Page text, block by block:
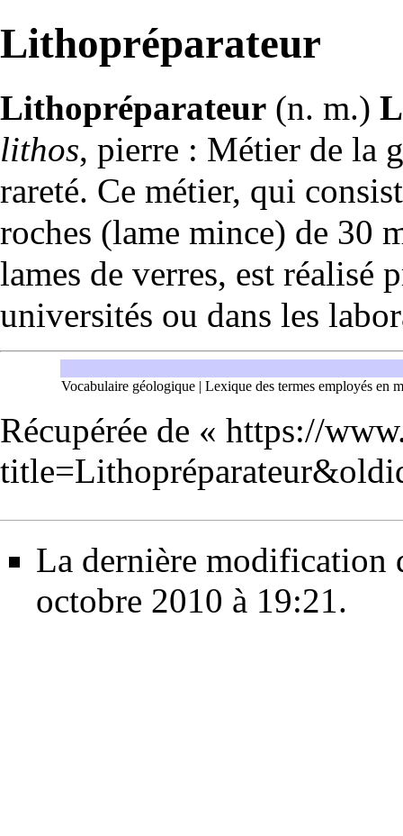
Lithopréparateur
Lithopréparateur (n. m.)
lithos, pierre : Métier de la
rareté. Ce métier, qui
roches (lame mince) de 30
lames de verres, est réalisé
universités ou dans les
Vocabulaire géologique | Lexique des termes employés en
Récupérée de « https://
La dernière modification
octobre 2010 à 19:21.